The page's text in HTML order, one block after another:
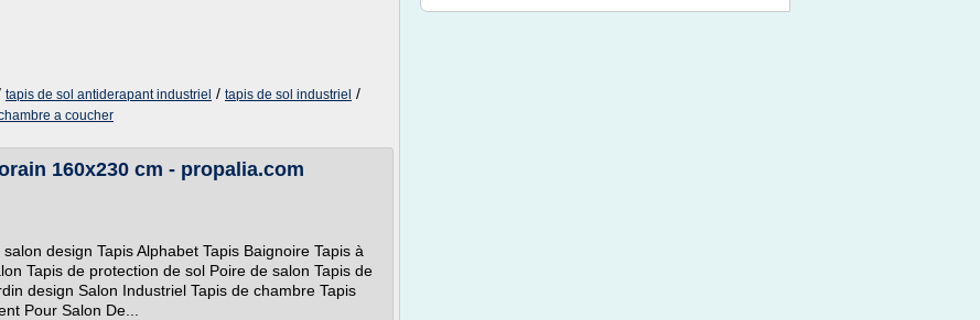
tapis de sol antiderapant industriel / tapis de sol industriel /
a coucher
160x230 cm - propalia.com
design Tapis Alphabet Tapis Baignoire Tapis à
Tapis de protection de sol Poire de salon Tapis de
design Salon Industriel Tapis de chambre Tapis
Pour Salon De...